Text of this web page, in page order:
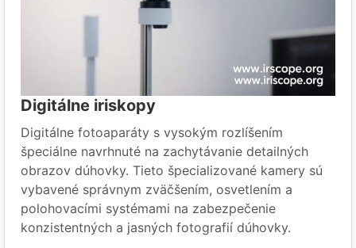
Digitálne iriskopy
Digitálne fotoaparáty s vysokým rozlíšením
špeciálne navrhnuté na zachytávanie detailných
obrazov dúhovky. Tieto špecializované kamery sú
vybavené správnym zväčšením, osvetlením a
polohovacími systémami na zabezpečenie
konzistentných a jasných fotografií dúhovky.